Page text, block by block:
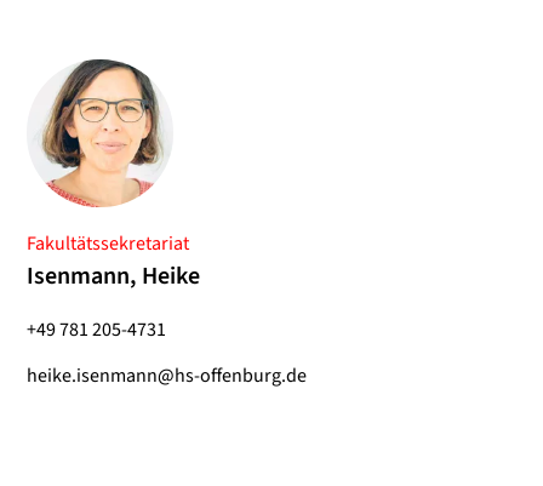
Fakultätssekretariat
Isenmann, Heike
+49 781 205-4731
heike.isenmann@hs-offenburg.de